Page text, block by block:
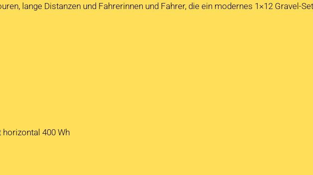
lange Distanzen und Fahrerinnen und Fahrer, die ein modernes 1×12 Gravel-
400 Wh